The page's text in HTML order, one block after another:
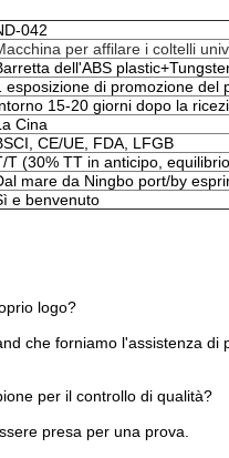
042
per affilare i coltelli
dell'ABS
esposizione di promozione del
15-20 giorni dopo la
Cina
CE/UE, FDA, LFGB
T (30% TT in anticipo,
mare da Ningbo port/by
e benvenuto
logo?
che forniamo l'assistenza di
per il controllo di qualità?
presa per una prova.